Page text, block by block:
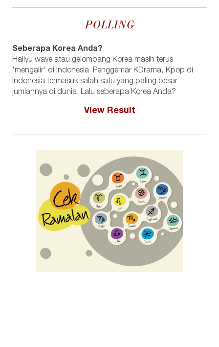
POLLING
Seberapa Korea Anda?
Hallyu wave atau gelombang Korea masih terus
'mengalir' di Indonesia. Penggemar KDrama, Kpop di
Indonesia termasuk salah satu yang paling besar
jumlahnya di dunia. Lalu seberapa Korea Anda?
View Result